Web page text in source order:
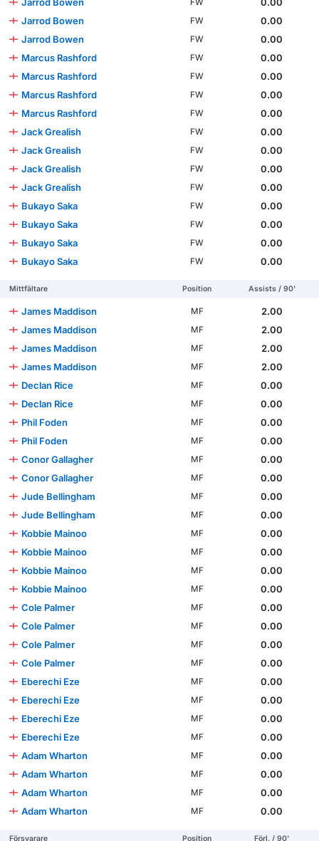
Jarrod Bowen FW
0.00
Jarrod Bowen
FW
0.00
Jarrod Bowen
FW
0.00
Marcus Rashford
FW
0.00
Marcus Rashford
FW
0.00
Marcus Rashford
FW
0.00
Marcus Rashford
FW
0.00
Jack Grealish
FW
0.00
Jack Grealish
FW
0.00
Jack Grealish
FW
0.00
Jack Grealish
FW
0.00
Bukayo Saka
FW
0.00
Bukayo Saka
FW
0.00
Bukayo Saka
FW
0.00
Bukayo Saka
FW 0.00
Mittfältare Position Assists / 90'
James Maddison MF
2.00
James Maddison
MF
2.00
James Maddison
MF
2.00
James Maddison
MF
2.00
Declan Rice
MF
0.00
Declan Rice
MF
0.00
Phil Foden
MF
0.00
Phil Foden
MF
0.00
Conor Gallagher
MF
0.00
Conor Gallagher
MF
0.00
Jude Bellingham
MF
0.00
Jude Bellingham
MF
0.00
Kobbie Mainoo
MF
0.00
Kobbie Mainoo
MF
0.00
Kobbie Mainoo
MF
0.00
Kobbie Mainoo
MF
0.00
Cole Palmer
MF
0.00
Cole Palmer
MF
0.00
Cole Palmer
MF
0.00
Cole Palmer
MF
0.00
Eberechi Eze
MF
0.00
Eberechi Eze
MF
0.00
Eberechi Eze
MF
0.00
Eberechi Eze
MF
0.00
Adam Wharton
MF
0.00
Adam Wharton
MF
0.00
Adam Wharton
MF
0.00
Adam Wharton
MF 0.00
Försvarare Position Förl. / 90'